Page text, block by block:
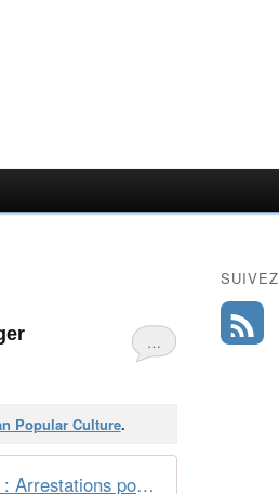
…
Popular Culture.
Maroc : Arrestations pour « homosexualité » à Tanger